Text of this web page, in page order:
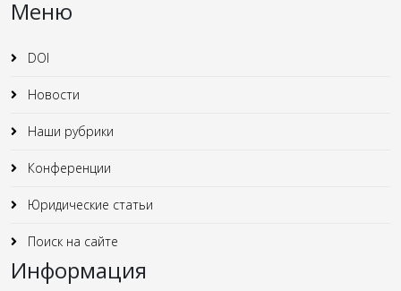
Меню
DOI
Новости
Наши рубрики
Конференции
Юридические статьи
Поиск на сайте
Информация